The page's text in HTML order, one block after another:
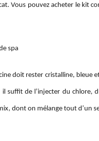
Vous pouvez acheter le kit
spa
doit rester cristalline,
suffit de l’injecter du chlore,
dont on mélange tout d’un